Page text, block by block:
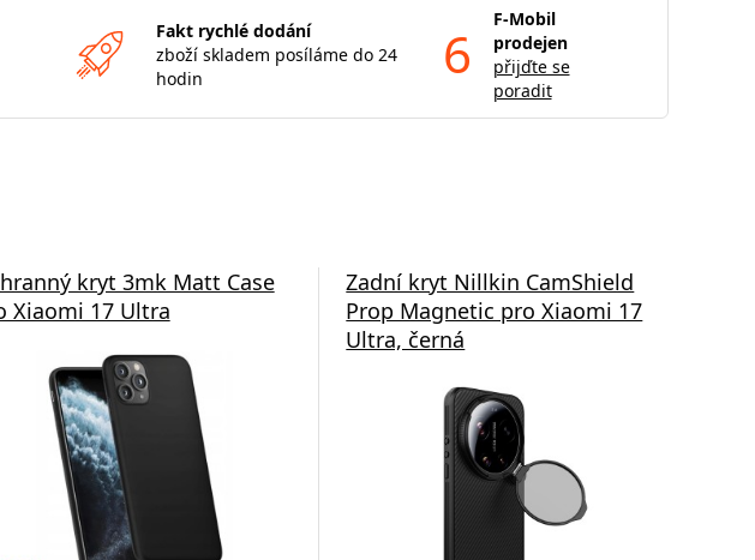
Fakt rychlé dodání
zboží skladem posíláme do 24
hodin
6
F-Mobil
prodejen
přijďte se
poradit
kryt 3mk Matt Case
Xiaomi 17 Ultra
Zadní kryt Nillkin CamShield
Prop Magnetic pro Xiaomi 17
Ultra, černá